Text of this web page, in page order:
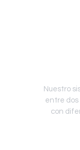
Nuestro
entre dos
con